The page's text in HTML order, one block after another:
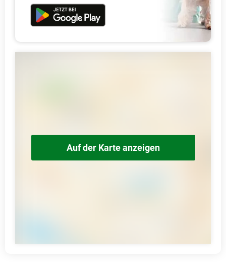
Auf der Karte anzeigen